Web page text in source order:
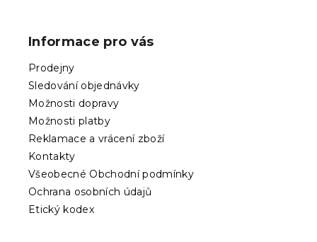
ý
i
s
Informace pro vás
Prodejny
Sledování objednávky
Možnosti dopravy
Možnosti platby
Reklamace a vrácení zboží
Kontakty
Všeobecné Obchodní podmínky
Ochrana osobních údajů
Etický kodex